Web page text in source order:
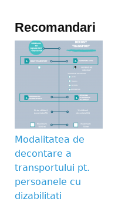
Recomandari
Modalitatea de
decontare a
transportului pt.
persoanele cu
dizabilitati